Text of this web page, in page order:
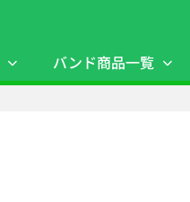
バンド商品一覧